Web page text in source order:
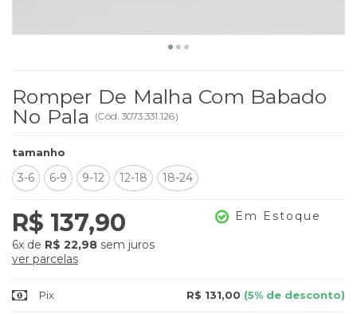
Romper De Malha Com Babado
No Pala
(Cód. 3073.331.126)
tamanho
3-6 6-9 9-12 12-18 18-24
R$ 137,90
6x de R$ 22,98 sem juros
ver parcelas
Em Estoque
Pix R$ 131,00 (5% de desconto)